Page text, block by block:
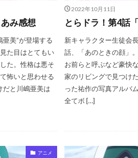
み感想
美”が登場する
た目はとてもい
た。性格は悪そ
怖いと思わせる
だと川嶋亜美は
2022年10月11日
とらドラ！第4話
新キャラクター生徒会
話、「あのときの顔」
お前らと呼ぶなど豪快
家のリビングで見つけ
った祐作の写真アルバ
全てボ […]
アニメ